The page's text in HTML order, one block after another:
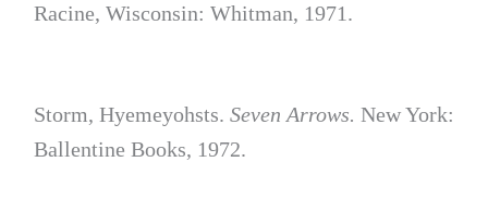
Racine, Wisconsin: Whitman, 1971.
Storm, Hyemeyohsts. Seven Arrows.New York:
Ballentine Books, 1972.